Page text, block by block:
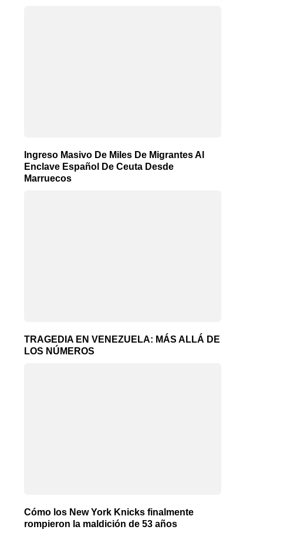
Ingreso Masivo De Miles De Migrantes Al
Enclave Español De Ceuta Desde
Marruecos
TRAGEDIA EN VENEZUELA: MÁS ALLÁ DE
LOS NÚMEROS
Cómo los New York Knicks finalmente
rompieron la maldición de 53 años